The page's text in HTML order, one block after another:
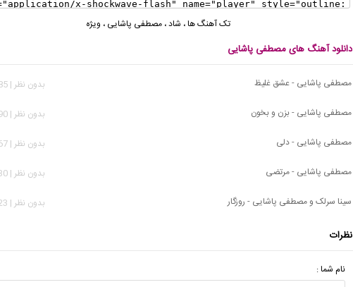
تک آهنگ ها، شاد،مصطفی پاشایی ، ویژه
دانلود آهنگ های مصطفی پاشایی
مصطفی پاشایی - عشق غلیظ
بدون نظر | 1,185 بازدید
مصطفی پاشایی - بزن و بخون
بدون نظر | 3,490 بازدید
مصطفی پاشایی - دلی
بدون نظر | 2,567 بازدید
مصطفی پاشایی - مرتضی
بدون نظر | 2,030 بازدید
سینا سرلک و مصطفی پاشایی - روزگار
بدون نظر | 4,723 بازدید
نظرات
نام شما :